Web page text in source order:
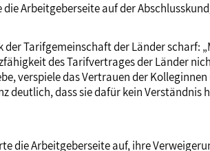
Arbeitgeberseite auf der
Tarifgemeinschaft der Länder
des Tarifvertrages der Länder
verspiele das Vertrauen der
deutlich, dass sie dafür kein
die Arbeitgeberseite auf, ihre